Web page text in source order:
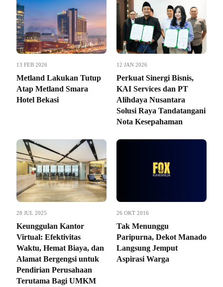
13 FEB 2026
Metland Lakukan Tutup
Atap Metland Smara
Hotel Bekasi
12 JAN 2026
Perkuat Sinergi Bisnis,
KAI Services dan PT
Alihdaya Nusantara
Solusi Raya Tandatangani
Nota Kesepahaman
28 JUL 2025
Keunggulan Kantor
Virtual: Efektivitas
Waktu, Hemat Biaya, dan
Alamat Bergengsi untuk
Pendirian Perusahaan
Terutama Bagi UMKM
26 OKT 2016
Tak Menunggu
Paripurna, Dekot Manado
Langsung Jemput
Aspirasi Warga